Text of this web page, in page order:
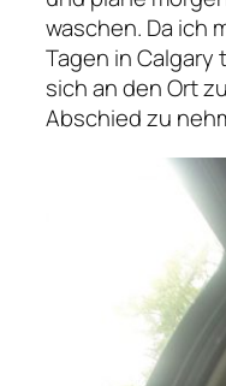
waschen. Da ich
Tagen in
sich an den Ort
Abschied zu